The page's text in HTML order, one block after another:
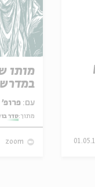
מותו
עם: פרופ' אביגדור שנאן
מתוך:סדר
zoom